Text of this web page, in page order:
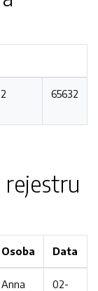
65632
Osoba Data
Anna
02-